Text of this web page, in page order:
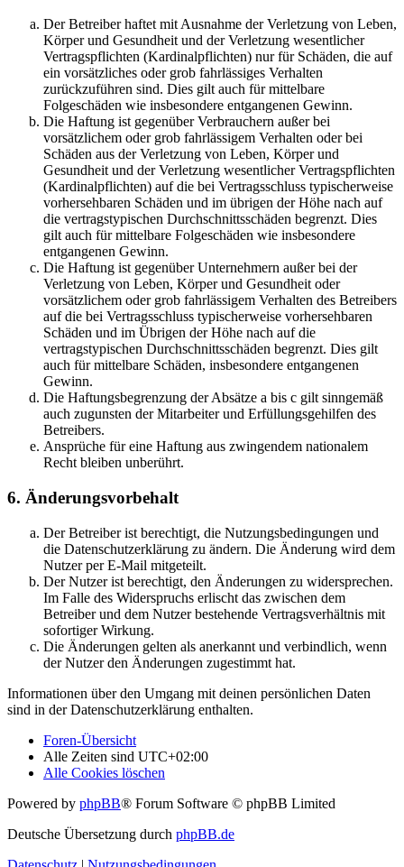
Der Betreiber haftet mit Ausnahme der Verletzung von Leben,
Körper und Gesundheit und der Verletzung wesentlicher
Vertragspflichten (Kardinalpflichten) nur für Schäden, die auf
ein vorsätzliches oder grob fahrlässiges Verhalten
zurückzuführen sind. Dies gilt auch für mittelbare
Folgeschäden wie insbesondere entgangenen Gewinn.
Die Haftung ist gegenüber Verbrauchern außer bei
vorsätzlichem oder grob fahrlässigem Verhalten oder bei
Schäden aus der Verletzung von Leben, Körper und
Gesundheit und der Verletzung wesentlicher Vertragspflichten
(Kardinalpflichten) auf die bei Vertragsschluss typischerweise
vorhersehbaren Schäden und im übrigen der Höhe nach auf
die vertragstypischen Durchschnittsschäden begrenzt. Dies
gilt auch für mittelbare Folgeschäden wie insbesondere
entgangenen Gewinn.
Die Haftung ist gegenüber Unternehmern außer bei der
Verletzung von Leben, Körper und Gesundheit oder
vorsätzlichem oder grob fahrlässigem Verhalten des Betreibers
auf die bei Vertragsschluss typischerweise vorhersehbaren
Schäden und im Übrigen der Höhe nach auf die
vertragstypischen Durchschnittsschäden begrenzt. Dies gilt
auch für mittelbare Schäden, insbesondere entgangenen
Gewinn.
Die Haftungsbegrenzung der Absätze a bis c gilt sinngemäß
auch zugunsten der Mitarbeiter und Erfüllungsgehilfen des
Betreibers.
Ansprüche für eine Haftung aus zwingendem nationalem
Recht bleiben unberührt.
6. Änderungsvorbehalt
Der Betreiber ist berechtigt, die Nutzungsbedingungen und
die Datenschutzerklärung zu ändern. Die Änderung wird dem
Nutzer per E-Mail mitgeteilt.
Der Nutzer ist berechtigt, den Änderungen zu widersprechen.
Im Falle des Widerspruchs erlischt das zwischen dem
Betreiber und dem Nutzer bestehende Vertragsverhältnis mit
sofortiger Wirkung.
Die Änderungen gelten als anerkannt und verbindlich, wenn
der Nutzer den Änderungen zugestimmt hat.
Informationen über den Umgang mit deinen persönlichen Daten
sind in der Datenschutzerklärung enthalten.
Foren-Übersicht
Alle Zeiten sind UTC+02:00
Alle Cookies löschen
Powered by phpBB® Forum Software © phpBB Limited
Deutsche Übersetzung durch phpBB.de